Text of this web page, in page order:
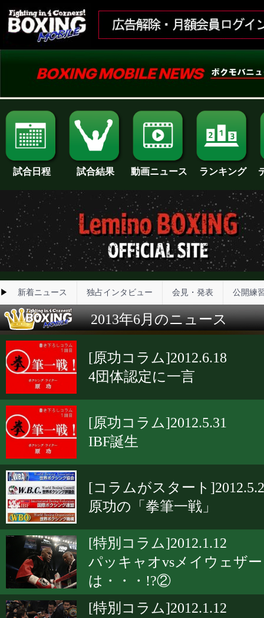
試合日程 試合結果 動画ニュース ランキング
▶ 新着ニュース 独占インタビュー 会見・発表 公開練
2013年6月のニュース
[原功コラム]2012.6.18
4団体認定に一言
[原功コラム]2012.5.31
IBF誕生
[コラムがスタート
原功の「拳筆一戦」
[特別コラム]2012.1.12
パッキャオvsメイウェザー
は・・・!?②
[特別コラム]2012.1.12